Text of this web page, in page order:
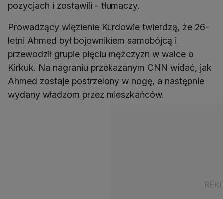
pozycjach i zostawili - tłumaczy.
Prowadzący więzienie Kurdowie twierdzą, że 26-
letni Ahmed był bojownikiem samobójcą i
przewodził grupie pięciu mężczyzn w walce o
Kirkuk. Na nagraniu przekazanym CNN widać, jak
Ahmed zostaje postrzelony w nogę, a następnie
wydany władzom przez mieszkańców.